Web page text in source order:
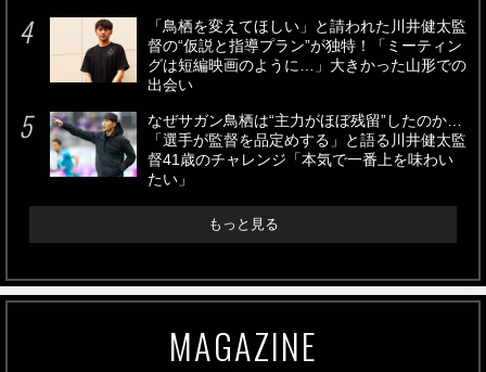
「鳥栖を変えてほしい」と請われた川井健太監
督の“仮説と指導プラン”が独特！「ミーティン
グは短編映画のように…」大きかった山形での
出会い
なぜサガン鳥栖は“主力がほぼ残留”したのか…
「選手が監督を品定めする」と語る川井健太監
督41歳のチャレンジ「本気で一番上を味わい
たい」
もっと見る
MAGAZINE